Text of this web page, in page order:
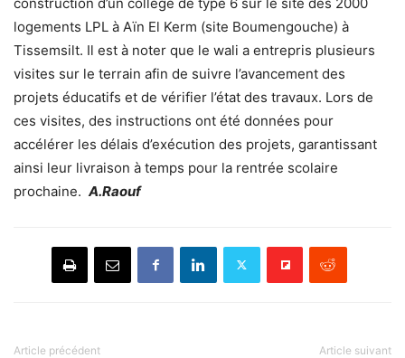
logements LPL à Aïn El Kerm (site Boumengouche) à
Tissemsilt. Il est à noter que le wali a entrepris plusieurs
visites sur le terrain afin de suivre l’avancement des
projets éducatifs et de vérifier l’état des travaux. Lors de
ces visites, des instructions ont été données pour
accélérer les délais d’exécution des projets, garantissant
ainsi leur livraison à temps pour la rentrée scolaire
prochaine. A.Raouf
Article précédent Article suivant